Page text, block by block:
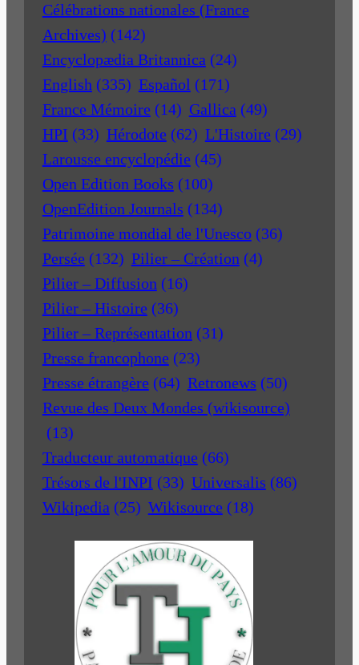
Célébrations nationales (France
Archives) (142)
Encyclopædia Britannica (24)
English (335) Español (171)
France Mémoire (14) Gallica (49)
HPI (33) Hérodote (62) L'Histoire (29)
Larousse encyclopédie (45)
Open Edition Books (100)
OpenEdition Journals (134)
Patrimoine mondial de l'Unesco (36)
Persée (132) Pilier – Création (4)
Pilier – Diffusion (16)
Pilier – Histoire (36)
Pilier – Représentation (31)
Presse francophone (23)
Presse étrangère (64) Retronews (50)
Revue des Deux Mondes (wikisource)
(13)
Traducteur automatique (66)
Trésors de l'INPI (33) Universalis (86)
Wikipedia (25) Wikisource (18)